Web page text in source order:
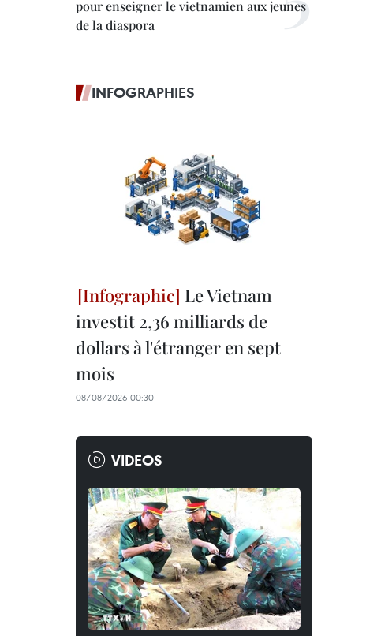
pour enseigner le vietnamien aux jeunes
de la diaspora
INFOGRAPHIES
Le Vietnam
investit 2,36 milliards de
dollars à l'étranger en sept
mois
08/08/2026 00:30
VIDEOS